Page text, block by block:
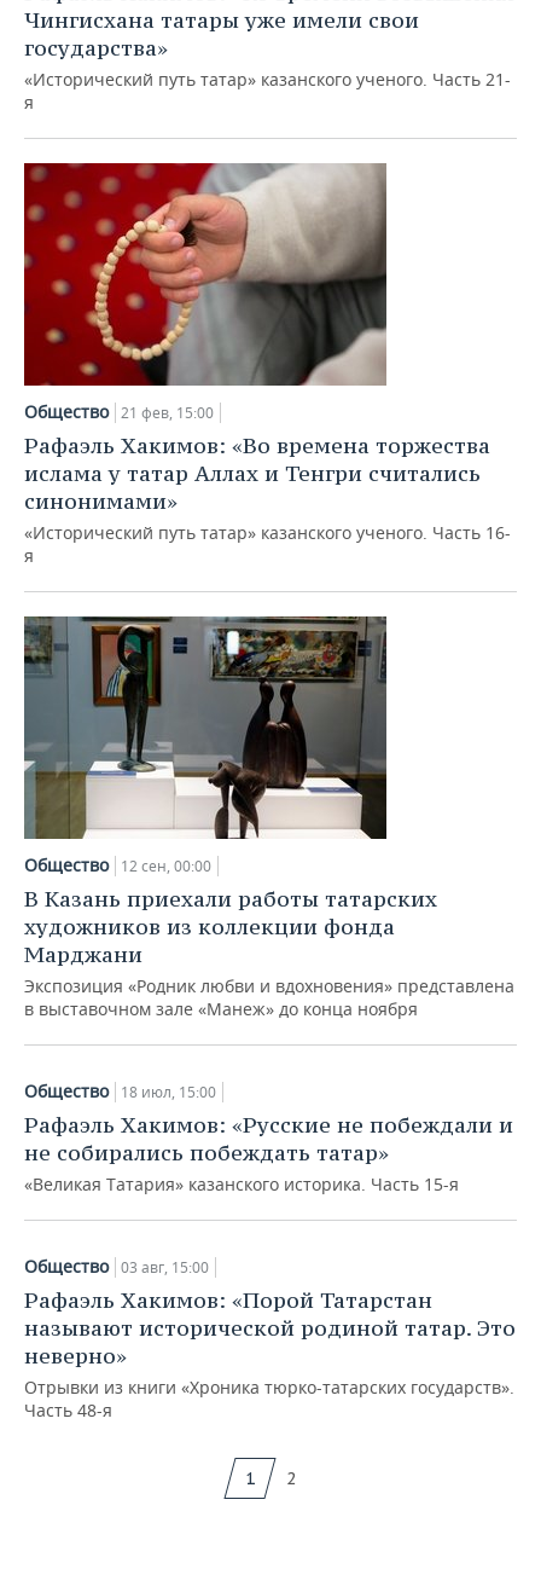
Чингисхана татары уже имели свои
государства»
«Исторический путь татар» казанского ученого. Часть 21-
я
Общество 21 фев, 15:00
Рафаэль Хакимов: «Во времена торжества
ислама у татар Аллах и Тенгри считались
синонимами»
«Исторический путь татар» казанского ученого. Часть 16-
я
Общество 12 сен, 00:00
В Казань приехали работы татарских
художников из коллекции фонда
Марджани
Экспозиция «Родник любви и вдохновения» представлена
в выставочном зале «Манеж» до конца ноября
Общество 18 июл, 15:00
Рафаэль Хакимов: «Русские не побеждали и
не собирались побеждать татар»
«Великая Татария» казанского историка. Часть 15-я
Общество 03 авг, 15:00
Рафаэль Хакимов: «Порой Татарстан
называют исторической родиной татар. Это
неверно»
Отрывки из книги «Хроника тюрко-татарских государств».
Часть 48-я
1 2